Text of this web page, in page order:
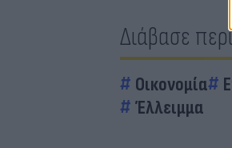
Διάβασε
Οικονομία
Έλλειμμα